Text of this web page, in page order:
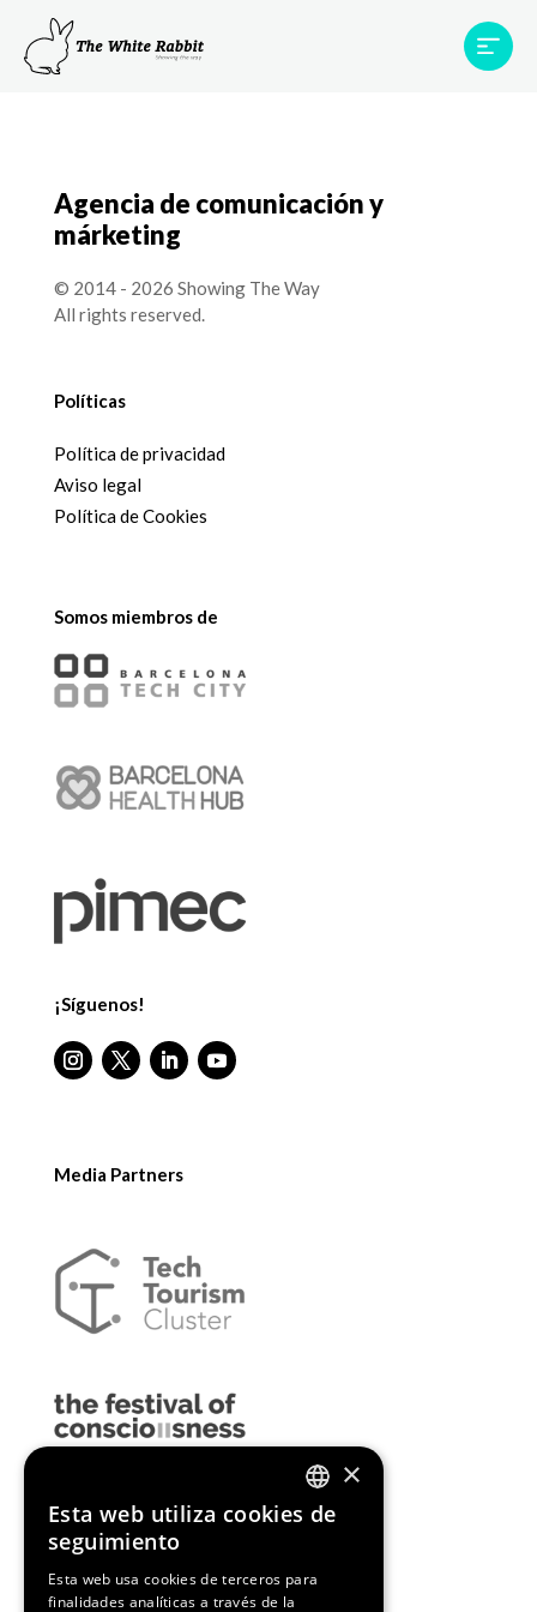
Proyectos
Testimonios
Agencia de comunicación y
márketing
© 2014 - 2026 Showing The Way
All rights reserved.
Políticas
Política de privacidad
Aviso legal
Política de Cookies
Somos miembros de
¡Síguenos!
Media Partners
ENGLISH
×
Esta web utiliza cookies de
seguimiento
Esta web usa cookies de terceros para
finalidades analíticas a través de la